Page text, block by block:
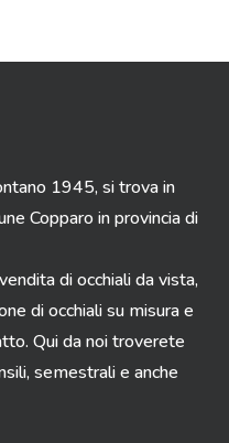
1945, si trova in
Copparo in provincia di
di occhiali da vista,
di occhiali su misura e
Qui da noi troverete
semestrali e anche